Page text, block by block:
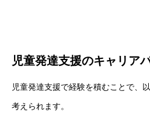
児童発達支援のキャリア
児童発達支援で経験を積むことで、
考えられます。